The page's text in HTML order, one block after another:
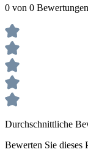
0 von 0 Bewertungen
Durchschnittliche
Bewerten Sie dieses